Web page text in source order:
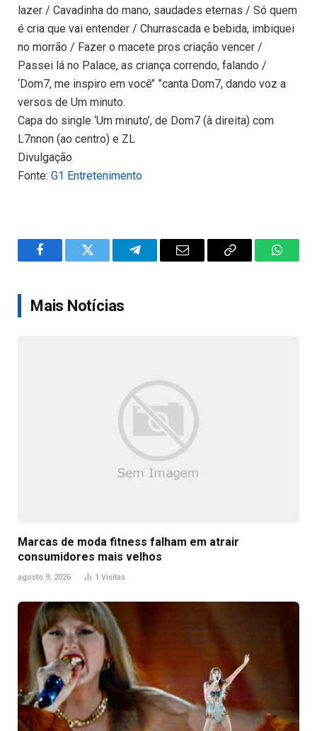
lazer / Cavadinha do mano, saudades eternas / Só quem
é cria que vai entender / Churrascada e bebida, imbiquei
no morrão / Fazer o macete pros criação vencer /
Passei lá no Palace, as criança correndo, falando /
‘Dom7, me inspiro em você’’ ”canta Dom7, dando voz a
versos de Um minuto.
Capa do single ‘Um minuto’, de Dom7 (à direita) com
L7nnon (ao centro) e ZL
Divulgação
Fonte: G1 Entretenimento
FacebookTwitter TelegramEmail
Copy
Mais Notícias
Marcas de moda fitness falham em atrair
consumidores mais velhos
agosto 9, 2026 1 Visitas